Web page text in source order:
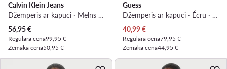
Calvin Klein Jeans
Džemperis ar kapuci · Melns · Relaxed Fit
Pašreizējā cena
56,95€
Regulārā cena99,95 €
Zemākā cena50,95 €
Guess
Džemperis ar kapuci · Écru · Regular Fit
Pašreizējā cena
40,99€
Regulārā cena79,95 €
Zemākā cena44,95 €